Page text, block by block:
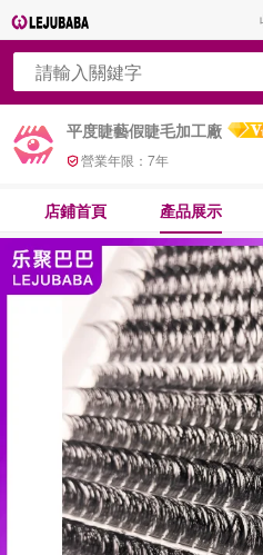
平度睫藝假睫毛加工廠
營業年限： 7年
店鋪首頁 產品展示